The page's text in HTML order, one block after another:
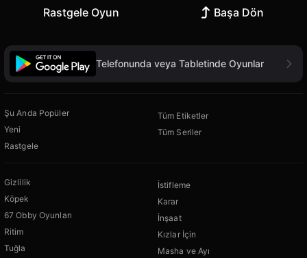
Rastgele Oyun Başa Dön
Telefonunda veya Tabletinde Oyunlar
Şu Anda Popüler
Yeni
Rastgele
Tüm Etiketler
Tüm Seriler
Gizlilik
Köpek
67 Obby Oyunları
Ritim
Tuğla
İstifleme
Karar
İnşaat
Kızlar İçin
Masha ve Ayı